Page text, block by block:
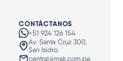
CONTÁCTANOS
+51 924 126 154
Av. Santa Cruz 300,
San Isidro.
central@mak.com.pe